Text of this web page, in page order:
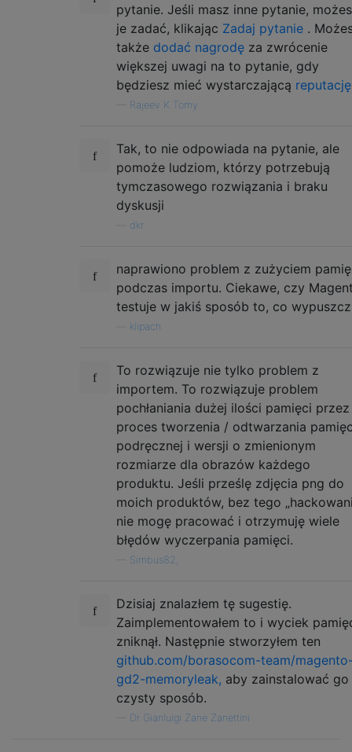
pytanie. Jeśli masz inne pytanie,
je zadać, klikając Zadaj pytanie .
także dodać nagrodę za zwrócenie
większej uwagi na to pytanie, gdy
będziesz mieć wystarczającą reputację
Rajeev K Tomy
Tak, to nie odpowiada na pytanie, ale
pomoże ludziom, którzy potrzebują
tymczasowego rozwiązania i braku
dyskusji
dkr
naprawiono problem z zużyciem
podczas importu. Ciekawe, czy
testuje w jakiś sposób to, co
klipach
To rozwiązuje nie tylko problem z
importem. To rozwiązuje problem
pochłaniania dużej ilości pamięci przez
proces tworzenia / odtwarzania
podręcznej i wersji o zmienionym
rozmiarze dla obrazów każdego
produktu. Jeśli prześlę zdjęcia png do
moich produktów, bez tego
nie mogę pracować i otrzymuję wiele
błędów wyczerpania pamięci.
Simbus82,
Dzisiaj znalazłem tę sugestię.
Zaimplementowałem to i wyciek
zniknął. Następnie stworzyłem ten
github.com/borasocom-team/
gd2-memoryleak, aby zainstalować
czysty sposób.
Dr Gianluigi Zane Zanettini